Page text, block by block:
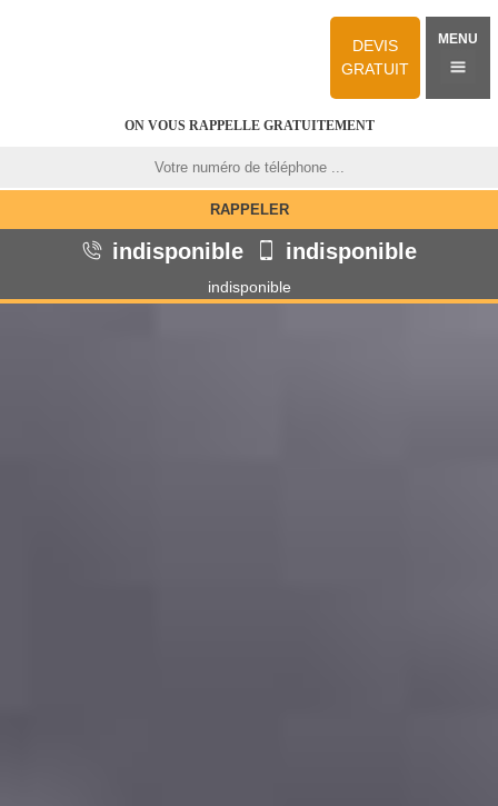
DEVIS
GRATUIT
MENU
ON VOUS RAPPELLE GRATUITEMENT
indisponible indisponible
indisponible